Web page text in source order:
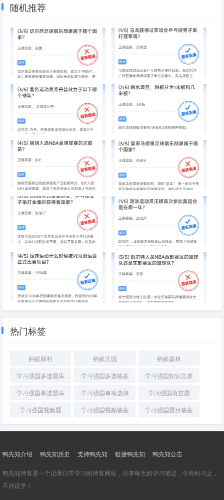
10 凯尔特人是NBA西部赛区的篮球队还是东部赛区的篮球队
随机推荐
家
打冠军吗
个球队
米板
姚明入选NBA全明星赛的次数是
个国家
子单打金牌的获得者是谁
是在哪一年
热门标签
蚂蚁新村 蚂蚁庄园
蚂蚁森林
学习强国多选题库
学习强国多选答案
学习强国知识竞赛
学习强国单选题库
学习强国单项选择
学习强国填空题
学习强国视频题
学习强国视频答案 学习强国题目答案
鸭先知介绍 鸭先知历史 支持鸭先知 链接鸭先知 鸭先知公告
鸭先知博客是一个记录日常学习的博客网站，分享每天的学习笔记，学而时习之，
不亦说乎！